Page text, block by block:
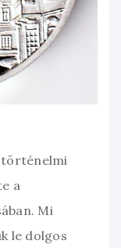
történelmi
a
Mi
le dolgos